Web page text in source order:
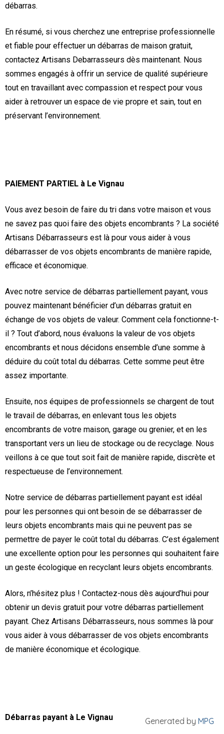
débarras.
En résumé, si vous cherchez une entreprise professionnelle
et fiable pour effectuer un débarras de maison gratuit,
contactez Artisans Debarrasseurs dès maintenant. Nous
sommes engagés à offrir un service de qualité supérieure
tout en travaillant avec compassion et respect pour vous
aider à retrouver un espace de vie propre et sain, tout en
préservant l’environnement.
PAIEMENT PARTIEL à Le Vignau
Vous avez besoin de faire du tri dans votre maison et vous
ne savez pas quoi faire des objets encombrants ? La société
Artisans Débarrasseurs est là pour vous aider à vous
débarrasser de vos objets encombrants de manière rapide,
efficace et économique.
Avec notre service de débarras partiellement payant, vous
pouvez maintenant bénéficier d’un débarras gratuit en
échange de vos objets de valeur. Comment cela fonctionne-t-
il ? Tout d’abord, nous évaluons la valeur de vos objets
encombrants et nous décidons ensemble d’une somme à
déduire du coût total du débarras. Cette somme peut être
assez importante.
Ensuite, nos équipes de professionnels se chargent de tout
le travail de débarras, en enlevant tous les objets
encombrants de votre maison, garage ou grenier, et en les
transportant vers un lieu de stockage ou de recyclage. Nous
veillons à ce que tout soit fait de manière rapide, discrète et
respectueuse de l’environnement.
Notre service de débarras partiellement payant est idéal
pour les personnes qui ont besoin de se débarrasser de
leurs objets encombrants mais qui ne peuvent pas se
permettre de payer le coût total du débarras. C’est également
une excellente option pour les personnes qui souhaitent faire
un geste écologique en recyclant leurs objets encombrants.
Alors, n’hésitez plus ! Contactez-nous dès aujourd’hui pour
obtenir un devis gratuit pour votre débarras partiellement
payant. Chez Artisans Débarrasseurs, nous sommes là pour
vous aider à vous débarrasser de vos objets encombrants
de manière économique et écologique.
Débarras payant à Le Vignau Generated by MPG